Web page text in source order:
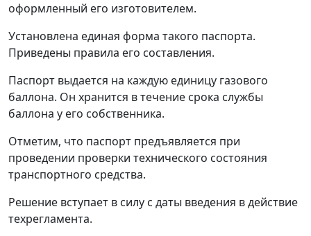
оформленный его изготовителем.
Установлена единая форма такого паспорта.
Приведены правила его составления.
Паспорт выдается на каждую единицу газового
баллона. Он хранится в течение срока службы
баллона у его собственника.
Отметим, что паспорт предъявляется при
проведении проверки технического состояния
транспортного средства.
Решение вступает в силу с даты введения в действие
техрегламента.